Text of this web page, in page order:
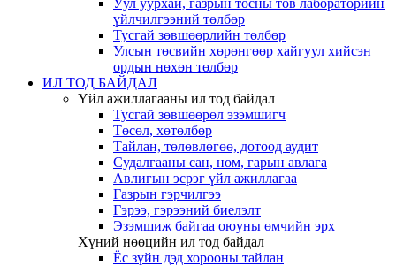
Уул уурхай, газрын тосны төв лабораторийн
үйлчилгээний төлбөр
Тусгай зөвшөөрлийн төлбөр
Улсын төсвийн хөрөнгөөр хайгуул хийсэн
ордын нөхөн төлбөр
ИЛ ТОД БАЙДАЛ
Үйл ажиллагааны ил тод байдал
Тусгай зөвшөөрөл эзэмшигч
Төсөл, хөтөлбөр
Тайлан, төлөвлөгөө, дотоод аудит
Судалгааны сан, ном, гарын авлага
Авлигын эсрэг үйл ажиллагаа
Газрын гэрчилгээ
Гэрээ, гэрээний биелэлт
Эзэмшиж байгаа оюуны өмчийн эрх
Хүний нөөцийн ил тод байдал
Ёс зүйн дэд хорооны тайлан